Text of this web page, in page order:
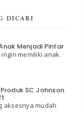
DICARI
Menjadi Pintar
memiliki anak
SC Johnson
aksesnya mudah